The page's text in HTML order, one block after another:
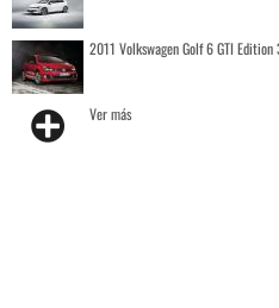
2011 Volkswagen Golf 6 GTI
Ver más